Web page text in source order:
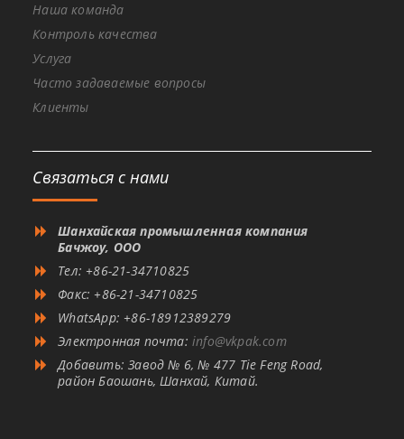
Наша команда
Контроль качества
Услуга
Часто задаваемые вопросы
Клиенты
Связаться с нами
Шанхайская промышленная компания
Бачжоу, ООО
Тел: +86-21-34710825
Факс: +86-21-34710825
WhatsApp: +86-18912389279
Электронная почта:info@vkpak.com
Добавить: Завод № 6, № 477 Tie Feng Road,
район Баошань, Шанхай, Китай.